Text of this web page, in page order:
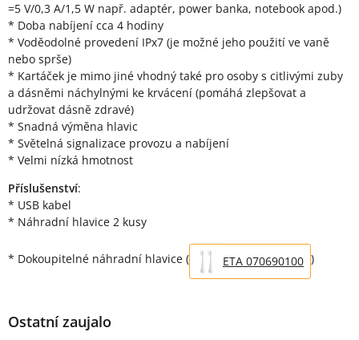
=5 V/0,3 A/1,5 W např. adaptér, power banka, notebook apod.)
* Doba nabíjení cca 4 hodiny
* Voděodolné provedení IPx7 (je možné jeho použití ve vaně
nebo sprše)
* Kartáček je mimo jiné vhodný také pro osoby s citlivými zuby
a dásněmi náchylnými ke krvácení (pomáhá zlepšovat a
udržovat dásně zdravé)
* Snadná výměna hlavic
* Světelná signalizace provozu a nabíjení
* Velmi nízká hmotnost
Příslušenství:
* USB kabel
* Náhradní hlavice 2 kusy
* Dokoupitelné náhradní hlavice ( ETA 070690100 )
Ostatní zaujalo